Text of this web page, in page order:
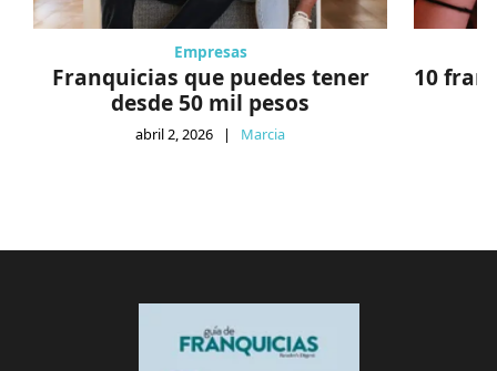
Empresas
Franquicias que puedes tener
desde 50 mil pesos
abril 2, 2026 | Marcia
10